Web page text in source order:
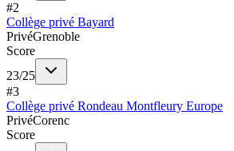
#2
Collège privé Bayard
PrivéGrenoble
Score
23/25
#3
Collège privé Rondeau Montfleury Europe
PrivéCorenc
Score